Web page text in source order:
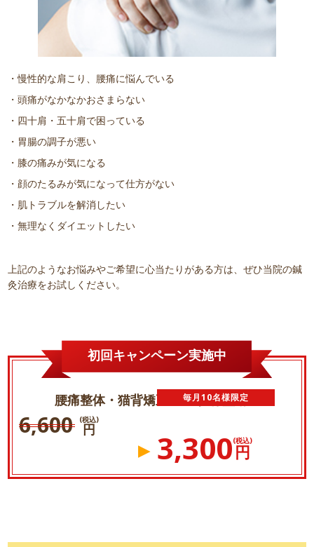
・慢性的な肩こり、腰痛に悩んでいる
・頭痛がなかなかおさまらない
・四十肩・五十肩で困っている
・胃腸の調子が悪い
・膝の痛みが気になる
・顔のたるみが気になって仕方がない
・肌トラブルを解消したい
・無理なくダイエットしたい
上記のようなお悩みやご希望に心当たりがある方は、ぜひ当院の鍼
灸治療をお試しください。
毎月10名様限定
初回キャンペーン実施中
腰痛整体・猫背矯正・ 産後骨盤矯正
6,600 (税込)
円 3,300(税込)
円